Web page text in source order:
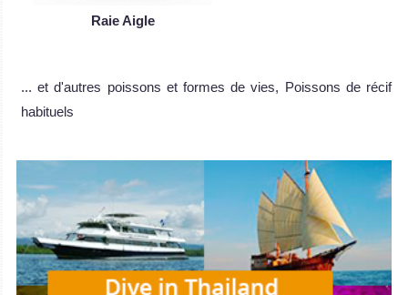
Raie Aigle
... et d'autres poissons et formes de vies, Poissons de récif
habituels